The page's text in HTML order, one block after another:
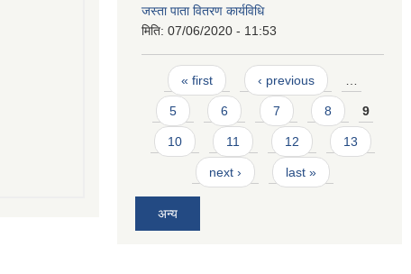
जस्ता पाता वितरण कार्यविधि
मिति: 07/06/2020 - 11:53
Pages
« first ‹ previous
5 6 7 8 9
10 11 12 13
next › last »
अन्य